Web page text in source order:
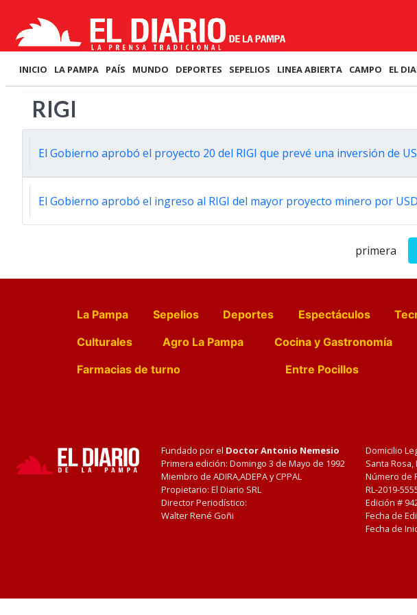
INICIO LA PAMPA PAÍS MUNDO DEPORTES SEPELIOS LINEA ABIERTA CAMPO EL
RIGI
El Gobierno aprobó el proyecto 20 del RIGI que prevé una inversión de
El Gobierno aprobó el ingreso al RIGI del mayor proyecto minero por
primera
La Pampa Sepelios Deportes Espectáculos
Culturales
Agro La Pampa Cocina y Gastronomía
Farmacias de turno
Entre Pocillos
Fundado por el Doctor Antonio Nemesio
Primera edición: Domingo 3 de Mayo de 1992
Miembro de ADIRA,ADEPA y CPPAL
Propietario: El Diario SRL
Director Periodístico:
Walter René Goñi
Domicilio
Santa Rosa,
Número de
RL-2019-
Edición #
Fecha de
Fecha de